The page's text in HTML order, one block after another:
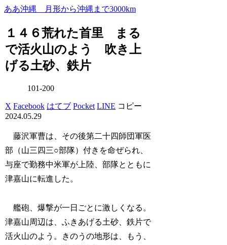
ああ沖縄 月形から沖縄まで3000km
１４６荒れた首里 まる
で活火山のよう 吹き上
げる土砂、鉄片
101-200
X Facebook はてブ Pocket LINE コピー
2024.05.29
藤沢軍曹は、その後第二十四師団軍医
部（山三四三○部隊）付きを命ぜられ、
与座で勤務中米軍が上陸、部隊とともに
津嘉山に転進した。
艦砲、爆撃が一日ごとに激しくなる。
津嘉山周辺は、ふきあげる土砂、鉄片で
活火山のよう。きのうの地形は、もう、